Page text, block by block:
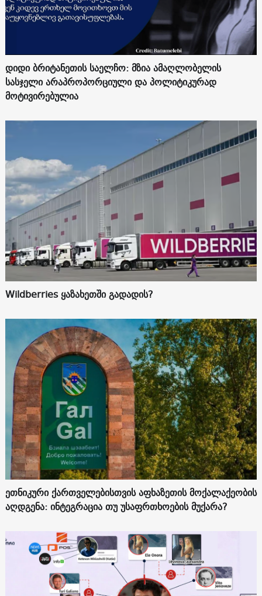
დიდი ბრიტანეთის საელჩო: მზია ამაღლობელის
სასჯელი არაპროპორციული და პოლიტიკურად
მოტივირებულია
Wildberries ყაზახეთში გადადის?
ეთნიკური ქართველებისთვის აფხაზეთის მოქალაქეობის
აღდგენა: ინტეგრაცია თუ უსაფრთხოების მუქარა?